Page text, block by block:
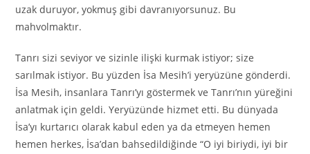
uzak duruyor, yokmuş gibi davranıyorsunuz. Bu
mahvolmaktır.
Tanrı sizi seviyor ve sizinle ilişki kurmak istiyor; size
sarılmak istiyor. Bu yüzden İsa Mesih’i yeryüzüne gönderdi.
İsa Mesih, insanlara Tanrı’yı göstermek ve Tanrı’nın yüreğini
anlatmak için geldi. Yeryüzünde hizmet etti. Bu dünyada
İsa’yı kurtarıcı olarak kabul eden ya da etmeyen hemen
hemen herkes, İsa’dan bahsedildiğinde “O iyi biriydi, iyi bir